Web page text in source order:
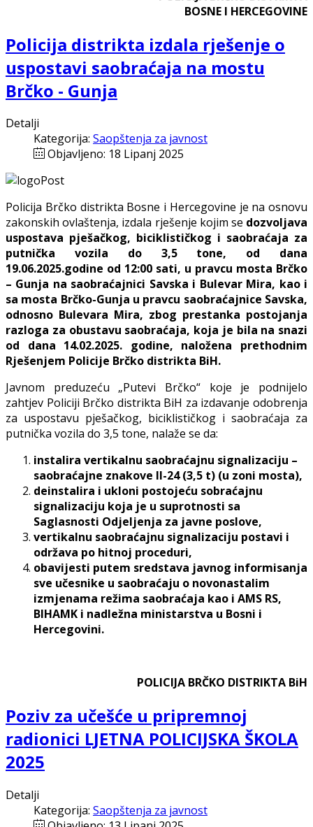
BOSNE I HERCEGOVINE
Policija distrikta izdala rješenje o
uspostavi saobraćaja na mostu
Brčko - Gunja
Detalji
Kategorija: Saopštenja za javnost
Objavljeno: 18 Lipanj 2025
Policija Brčko distrikta Bosne i Hercegovine je na osnovu
zakonskih ovlaštenja, izdala rješenje kojim se dozvoljava
uspostava pješačkog, biciklističkog i saobraćaja za
putnička vozila do 3,5 tone, od dana
19.06.2025.godine od 12:00 sati, u pravcu mosta Brčko
– Gunja na saobraćajnici Savska i Bulevar Mira, kao i
sa mosta Brčko-Gunja u pravcu saobraćajnice Savska,
odnosno Bulevara Mira, zbog prestanka postojanja
razloga za obustavu saobraćaja, koja je bila na snazi
od dana 14.02.2025. godine, naložena prethodnim
Rješenjem Policije Brčko distrikta BiH.
Javnom preduzeću „Putevi Brčko“ koje je podnijelo
zahtjev Policiji Brčko distrikta BiH za izdavanje odobrenja
za uspostavu pješačkog, biciklističkog i saobraćaja za
putnička vozila do 3,5 tone, nalaže se da:
instalira vertikalnu saobraćajnu signalizaciju –
saobraćajne znakove II-24(3,5 t) (u zoni mosta),
deinstalira i ukloni postojeću sobraćajnu
signalizaciju koja je u suprotnosti sa
Saglasnosti Odjeljenja za javne poslove,
vertikalnu saobraćajnu signalizaciju postavi i
održava po hitnoj proceduri,
obavijesti putem sredstava javnog informisanja
sve učesnike u saobraćaju o novonastalim
izmjenama režima saobraćaja kao i AMS RS,
BIHAMK i nadležna ministarstva u Bosni i
Hercegovini.
POLICIJA BRČKO DISTRIKTA BiH
Poziv za učešće u pripremnoj
radionici LJETNA POLICIJSKA ŠKOLA
2025
Detalji
Kategorija: Saopštenja za javnost